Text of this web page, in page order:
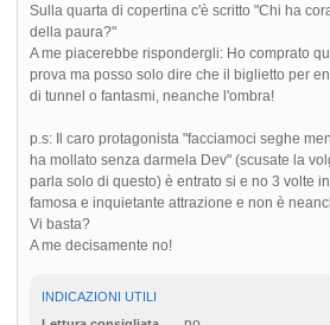
Sulla quarta di copertina c'è scritto "Chi ha
della paura?"
A me piacerebbe rispondergli: Ho comprato
prova ma posso solo dire che il biglietto per
di tunnel o fantasmi, neanche l'ombra!
p.s: Il caro protagonista "facciamoci seghe
ha mollato senza darmela Dev" (scusate la
parla solo di questo) è entrato si e no 3 volte
famosa e inquietante attrazione e non è
Vi basta?
A me decisamente no!
INDICAZIONI UTILI